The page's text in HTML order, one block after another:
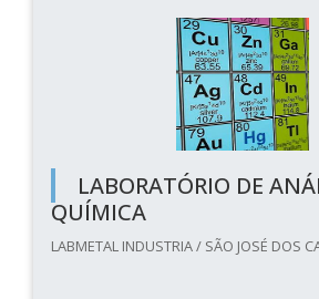
LABORATÓRIO DE
QUÍMICA
LABMETAL INDUSTRIA / SÃO JOSÉ DOS